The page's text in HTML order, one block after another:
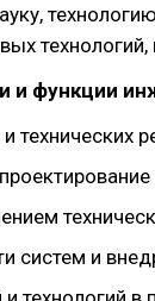
технологий,
и функции
технических
систем и